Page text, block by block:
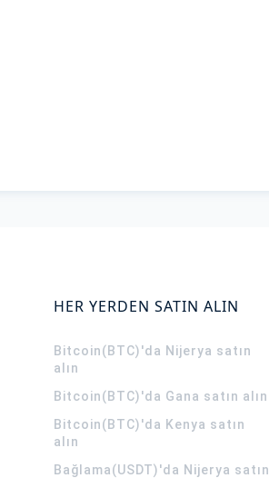
HER YERDEN SATIN ALIN
Bitcoin(BTC)'da Nijerya satın
alın
Bitcoin(BTC)'da Gana satın alın
Bitcoin(BTC)'da Kenya satın
alın
Bağlama(USDT)'da Nijerya satın